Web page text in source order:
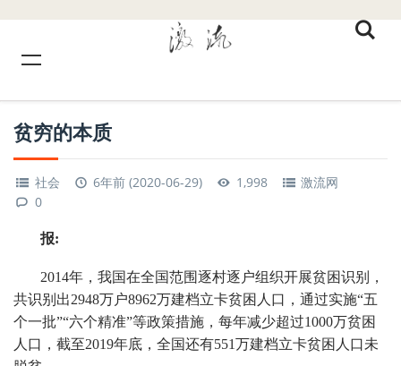
贫穷的本质
社会 6年前 (2020-06-29) 1,998
激流网
0
报:
2014年，我国在全国范围逐村逐户组织开展贫困识别，
共识别出2948万户8962万建档立卡贫困人口，通过实施“五
个一批”“六个精准”等政策措施，每年减少超过1000万贫困
人口，截至2019年底，全国还有551万建档立卡贫困人口未